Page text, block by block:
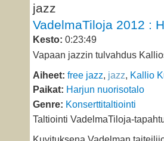
jazz
VadelmaTiloja 2012 :
Kesto: 0:23:49
Vapaan jazzin tulvahdus
Aiheet: free jazz, jazz, Kallio
Paikat: Harjun nuorisotalo
Genre: Konserttitaltiointi
Taltiointi VadelmaTiloja-